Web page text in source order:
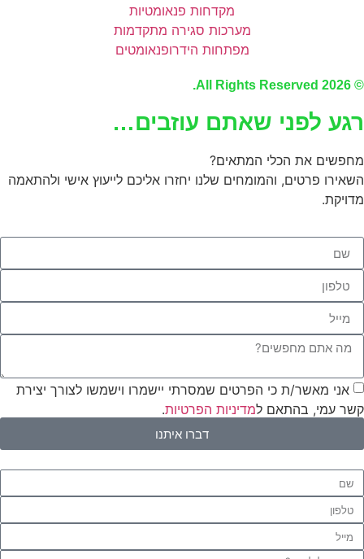
מקדחות פנאומטיות
מערכות סגירה מתקדמות
מפתחות הידרופנאומטים
© 2026 All Rights Reserved.
רגע לפני שאתם עוזבים…
מחפשים את הכלי המתאים?
השאירו פרטים, והמומחים שלנו יחזרו אליכם לייעוץ אישי ולהתאמה
מדויקת.
אני מאשר/ת כי הפרטים שמסרתי יישמרו וישמשו לצורך יצירת
קשר עמי, בהתאם למדיניות הפרטיות.
דברו איתנו